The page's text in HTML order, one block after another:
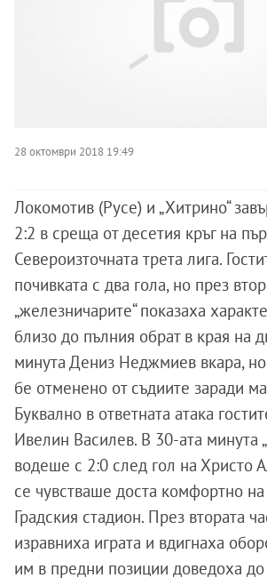
28 октомври 2018 19:49
Локомотив (Русе) и „Хитрино“
2:2 в среща от десетия кръг на
Североизточната трета лига.
почивката с два гола, но през
„железничарите“ показаха
близо до пълния обрат в края на
минута Дениз Неджмиев вкара,
бе отменено от съдиите заради
Буквално в ответната атака
Ивелин Василев. В 30-ата минута
водеше с 2:0 след гол на Христо
се чувстваше доста комфортно
Градския стадион. През втората
изравниха играта и вдигнаха
им в предни позиции доведоха